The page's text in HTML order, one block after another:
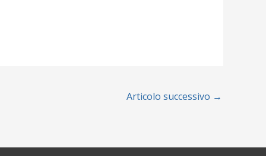
Articolo successivo →